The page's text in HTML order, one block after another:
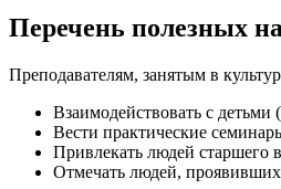
Перечень полезных
Преподавателям, занятым в
Взаимодействовать с детьми
Вести практические
Привлекать людей старшего
Отмечать людей,